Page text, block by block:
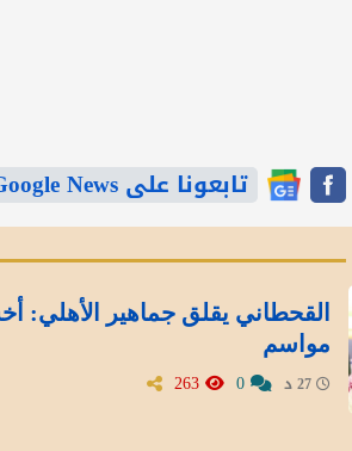
تابعونا على Google News
مواسم